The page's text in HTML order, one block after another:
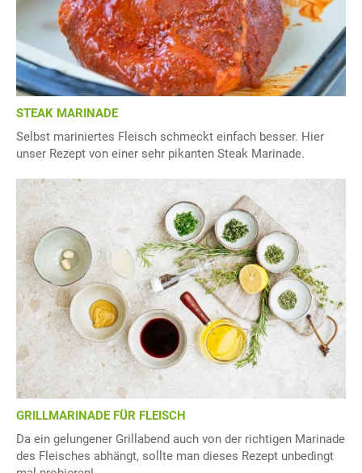
STEAK MARINADE
Selbst mariniertes Fleisch schmeckt einfach besser. Hier
unser Rezept von einer sehr pikanten Steak Marinade.
GRILLMARINADE FÜR FLEISCH
Da ein gelungener Grillabend auch von der richtigen Marinade
des Fleisches abhängt, sollte man dieses Rezept unbedingt